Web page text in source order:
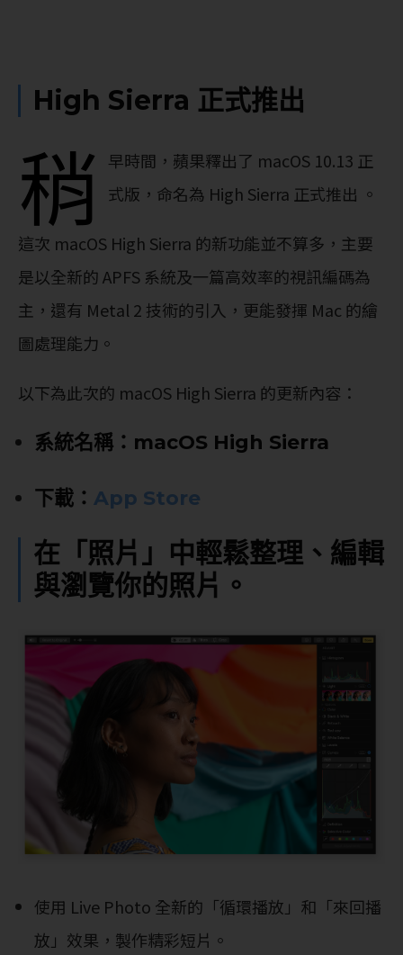
High Sierra 正式推出
稍
早時間，蘋果釋出了 macOS 10.13 正
式版，命名為 High Sierra 正式推出 。
這次 macOS High Sierra 的新功能並不算多，主要
是以全新的 APFS 系統及一篇高效率的視訊編碼為
主，還有 Metal 2 技術的引入，更能發揮 Mac 的繪
圖處理能力。
以下為此次的 macOS High Sierra 的更新內容：
系統名稱：macOS High Sierra
下載： App Store
在「照片」中輕鬆整理、編輯
與瀏覽你的照片。
使用 Live Photo 全新的「循環播放」和「來回播
放」效果，製作精彩短片。